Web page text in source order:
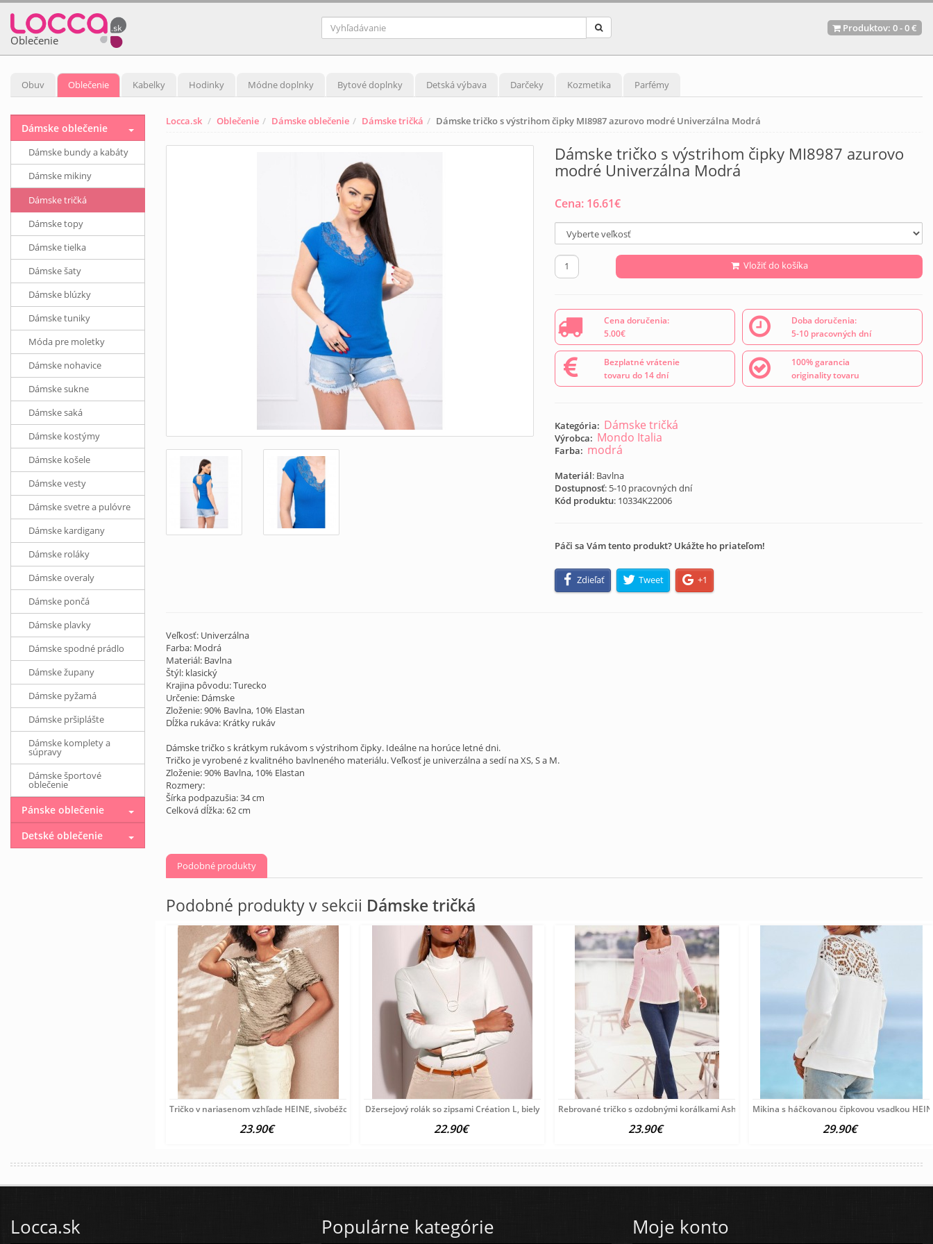
Oblečenie
Produktov: 0-0 €
Obuv Oblečenie Kabelky Hodinky Módne doplnky Bytové doplnky Detská výbava Darčeky Kozmetika Parfémy
Locca.sk Oblečenie Dámske oblečenie Dámske tričká Dámske tričko s výstrihom čipky MI8987 azurovo modré Univerzálna Modrá
Dámske tričko s výstrihom čipky MI8987 azurovo
modré Univerzálna Modrá
Cena: 16.61€
Vložiť do košíka
Cena doručenia:
5.00€
Doba doručenia:
5-10 pracovných dní
Bezplatné vrátenie
tovaru do 14 dní
100% garancia
originality tovaru
Kategória: Dámske tričká
Výrobca: Mondo Italia
Farba: modrá
Materiál: Bavlna
Dostupnosť: 5-10 pracovných dní
Kód produktu: 10334K22006
Páči sa Vám tento produkt? Ukážte ho priateľom!
Zdieľať Tweet +1
Veľkosť: Univerzálna
Farba: Modrá
Materiál: Bavlna
Štýl: klasický
Krajina pôvodu: Turecko
Určenie: Dámske
Zloženie: 90% Bavlna, 10% Elastan
Dĺžka rukáva: Krátky rukáv
Dámske tričko s krátkym rukávom s výstrihom čipky. Ideálne na horúce letné dni.
Tričko je vyrobené z kvalitného bavlneného materiálu. Veľkosť je univerzálna a sedí na XS, S a M.
Zloženie: 90% Bavlna, 10% Elastan
Rozmery:
Šírka podpazušia: 34 cm
Celková dĺžka: 62 cm
Podobné produkty
Podobné produkty v sekcii Dámske tričká
Tričko v nariasenom vzhľade HEINE, sivobéžové
23.90€
Džersejový rolák so zipsami Création L, biely
22.90€
Rebrované tričko s ozdobnými korálkami Ashley Brooke, ružové
23.90€
Mikina s háčkovanou čipkovou vsadkou
29.90€
Dámske oblečenie
Dámske bundy a kabáty
Dámske mikiny
Dámske tričká
Dámske topy
Dámske tielka
Dámske šaty
Dámske blúzky
Dámske tuniky
Móda pre moletky
Dámske nohavice
Dámske sukne
Dámske saká
Dámske kostýmy
Dámske košele
Dámske vesty
Dámske svetre a pulóvre
Dámske kardigany
Dámske roláky
Dámske overaly
Dámske pončá
Dámske plavky
Dámske spodné prádlo
Dámske župany
Dámske pyžamá
Dámske pršiplášte
Dámske komplety a
súpravy
Dámske športové
oblečenie
Pánske oblečenie
Detské oblečenie
Locca.sk Populárne kategórie Moje konto